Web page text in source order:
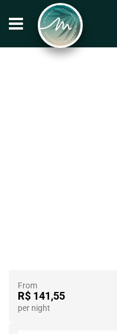
From
R$ 141,55
per night